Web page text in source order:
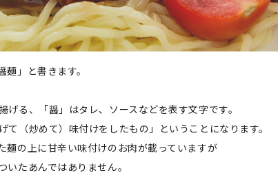
」と書きます。
げる、「醤」はタレ、ソースなどを表す文字です。
て（炒めて）味付けをしたもの」ということになります。
麺の上に甘辛い味付けのお肉が載っていますが
たあんではありません。